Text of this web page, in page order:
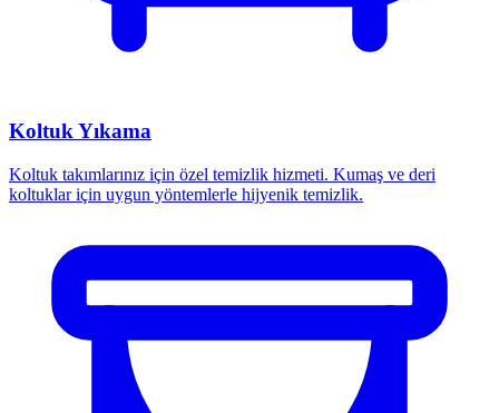
Koltuk Yıkama
Koltuk takımlarınız için özel temizlik hizmeti. Kumaş ve deri
koltuklar için uygun yöntemlerle hijyenik temizlik.